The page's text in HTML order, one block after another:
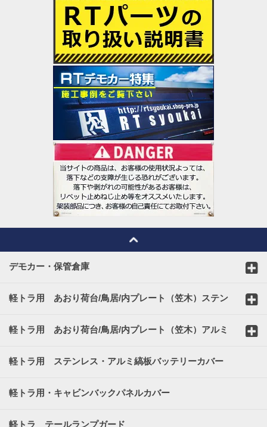
デモカー・保管倉庫
軽トラ用 あおり荷台/鳥居/内プレート（笠木）ステン
軽トラ用 あおり荷台/鳥居/内プレート（笠木）アルミ
軽トラ用 ステンレス・アルミ縞板バッテリーカバー
軽トラ用・キャビンバックパネルカバー
軽トラ テールランプガード